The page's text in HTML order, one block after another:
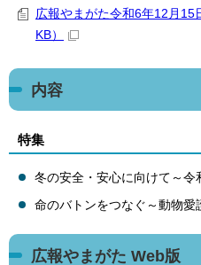
広報やまがた令和6年12月
KB）
内容
特集
冬の安全・安心に向けて～令
命のバトンをつなぐ～動物愛
広報やまがた Web版